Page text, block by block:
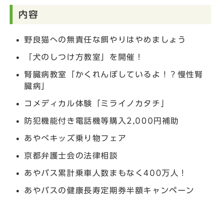
内容
野良猫への無責任な餌やりはやめましょう
「犬のしつけ方教室」を開催！
腎臓病教室「かくれんぼしているよ！？慢性腎
臓病」
コメディカル体験「ミライノカタチ」
防犯機能付き電話機等購入2,000円補助
あやべキッズ乗り物フェア
京都弁護士会の法律相談
あやバス累計乗車人数まもなく400万人！
あやバスの健康長寿定期券半額キャンペーン